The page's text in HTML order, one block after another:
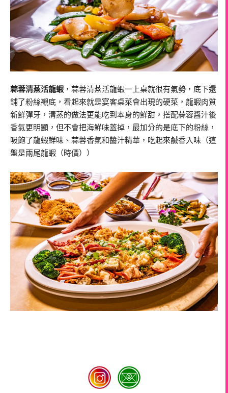
蒜蓉清蒸活龍蝦 ，蒜蓉清蒸活龍蝦一上桌就很有氣勢，底下還
鋪了粉絲襯底，看起來就是宴客桌菜會出現的硬菜，龍蝦肉質
新鮮彈牙，清蒸的做法更能吃到本身的鮮甜，搭配蒜蓉醬汁後
香氣更明顯，但不會把海鮮味蓋掉，最加分的是底下的粉絲，
吸飽了龍蝦鮮味、蒜蓉香氣和醬汁精華，吃起來鹹香入味（這
盤是兩尾龍蝦（時價））